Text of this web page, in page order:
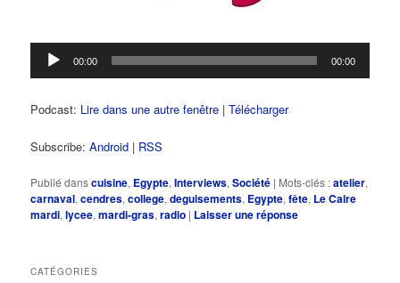
Lecteur
audio
00:00 00:00
Podcast: Lire dans une autre fenêtre |Télécharger
Subscribe:Android | RSS
Publié danscuisine, Egypte,Interviews,Société | Mots-clés :atelier,
carnaval,cendres,college,deguisements, Egypte,fête, Le Caire
mardi,lycee,mardi-gras,radio | Laisser une réponse
CATÉGORIES